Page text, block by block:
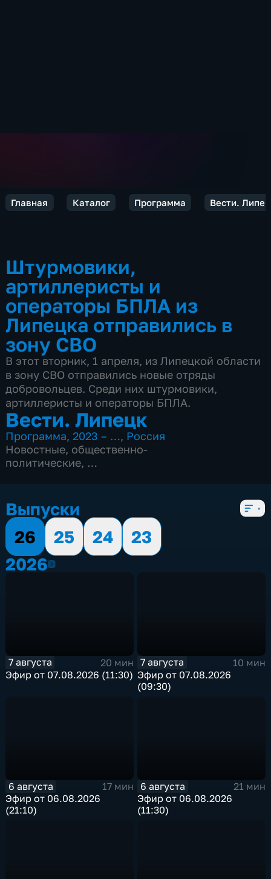
Главная Каталог Программа Вести.
Штурмовики,
артиллеристы и
операторы БПЛА из
Липецка отправились в
зону СВО
В этот вторник, 1 апреля, из Липецкой области
в зону СВО отправились новые отряды
добровольцев. Среди них штурмовики,
артиллеристы и операторы БПЛА.
Вести. Липецк
Программа,2023 – …, Россия
Новостные, общественно-
политические,
Выпуски
26
25 24
23
20262026
7 августа
20 мин
Эфир от 07.08.2026 (11:30)
7 августа
10 мин
Эфир от 07.08.2026
(09:30)
6 августа
17 мин
Эфир от 06.08.2026
(21:10)
6 августа
21 мин
Эфир от 06.08.2026
(11:30)